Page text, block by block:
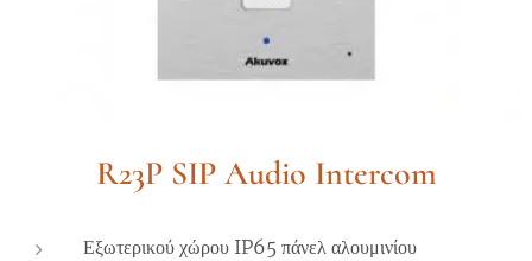
R23P SIP Audio Intercom
Εξωτερικού χώρου IP65 πάνελ αλουμινίου